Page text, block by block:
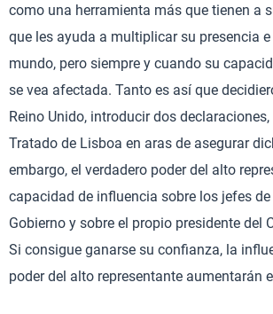
como una herramienta más que tienen a
que les ayuda a multiplicar su presencia
mundo, pero siempre y cuando su
se vea afectada. Tanto es así que
Reino Unido, introducir dos
Tratado de Lisboa en aras de asegurar
embargo, el verdadero poder del alto
capacidad de influencia sobre los jefes
Gobierno y sobre el propio presidente del
Si consigue ganarse su confianza, la
poder del alto representante aumentarán